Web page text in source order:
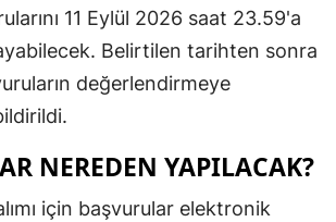
11 Eylül 2026 saat 23.59'a
Belirtilen tarihten sonra
değerlendirmeye
NEREDEN YAPILACAK?
için başvurular elektronik